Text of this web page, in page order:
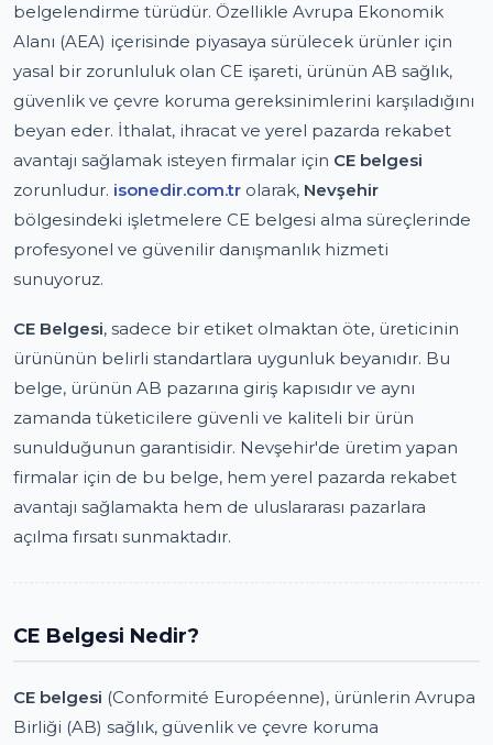
belgelendirme türüdür. Özellikle Avrupa Ekonomik
Alanı (AEA) içerisinde piyasaya sürülecek ürünler için
yasal bir zorunluluk olan CE işareti, ürünün AB sağlık,
güvenlik ve çevre koruma gereksinimlerini karşıladığını
beyan eder. İthalat, ihracat ve yerel pazarda rekabet
avantajı sağlamak isteyen firmalar için CE belgesi
zorunludur. isonedir.com.tr olarak, Nevşehir
bölgesindeki işletmelere CE belgesi alma süreçlerinde
profesyonel ve güvenilir danışmanlık hizmeti
sunuyoruz.
CE Belgesi, sadece bir etiket olmaktan öte, üreticinin
ürününün belirli standartlara uygunluk beyanıdır. Bu
belge, ürünün AB pazarına giriş kapısıdır ve aynı
zamanda tüketicilere güvenli ve kaliteli bir ürün
sunulduğunun garantisidir. Nevşehir'de üretim yapan
firmalar için de bu belge, hem yerel pazarda rekabet
avantajı sağlamakta hem de uluslararası pazarlara
açılma fırsatı sunmaktadır.
CE Belgesi Nedir?
CE belgesi (Conformité Européenne), ürünlerin Avrupa
Birliği (AB) sağlık, güvenlik ve çevre koruma